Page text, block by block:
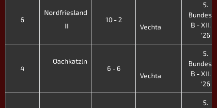
6
Nordfriesland
II
10 - 2
Vechta
5.
B - XII.
'26
4
Oachkatzln
6 - 6
Vechta
5.
B - XII.
'26
5.